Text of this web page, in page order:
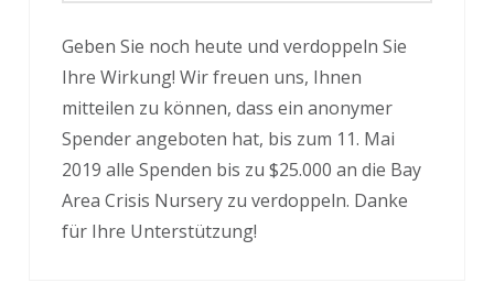
Geben Sie noch heute und verdoppeln Sie
Ihre Wirkung! Wir freuen uns, Ihnen
mitteilen zu können, dass ein anonymer
Spender angeboten hat, bis zum 11. Mai
2019 alle Spenden bis zu $25.000 an die Bay
Area Crisis Nursery zu verdoppeln. Danke
für Ihre Unterstützung!